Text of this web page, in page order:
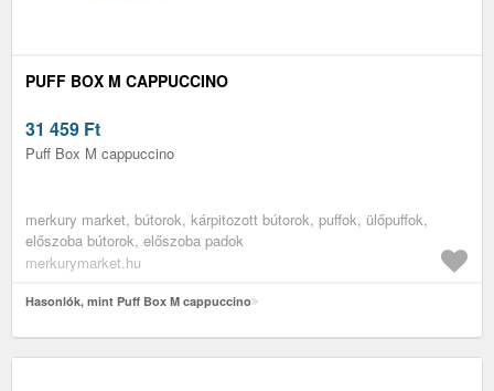
PUFF BOX M CAPPUCCINO
31 459 Ft
Puff Box M cappuccino
merkury market, bútorok, kárpitozott bútorok, puffok, ülőpuffok,
előszoba bútorok, előszoba padok
merkurymarket.hu
Hasonlók, mint Puff Box M cappuccino